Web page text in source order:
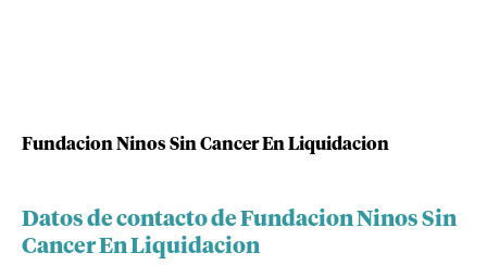
Fundacion Ninos Sin Cancer En Liquidacion
Datos de contacto de Fundacion Ninos Sin
Cancer En Liquidacion